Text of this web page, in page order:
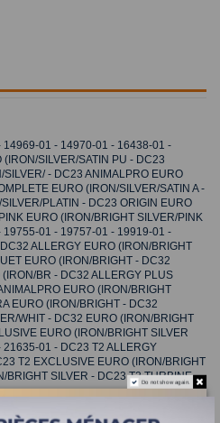
01 - 14970-01 - 16438-01 -
SILVER/SATIN PU - DC23
- DC23 ANIMALPRO EURO
EURO (IRON/SILVER/SATIN A -
PLATIN - DC23 ORIGIN EURO
EURO (IRON/BRIGHT SILVER/PINK
01 - 19757-01 - 19919-01 -
ALLERGY EURO (IRON/BRIGHT
EURO (IRON/BRIGHT - DC32
BR - DC32 ALLERGY PLUS
EURO (IRON/BRIGHT
EURO (IRON/BRIGHT - DC32
WHIT - DC32 EURO (IRON/BRIGHT
EURO (IRON/BRIGHT SILVER
01 - DC23 T2 ALLERGY
T2 EXCLUSIVE EURO (IRON/BRIGHT
BRIGHT SILVER - DC23 T2 TURBINE
Do not show again.